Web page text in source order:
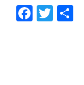
F
ac
T
w